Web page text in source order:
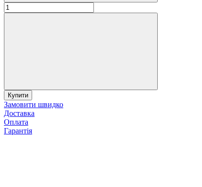
Купити
Замовити швидко
Доставка
Оплата
Гарантія